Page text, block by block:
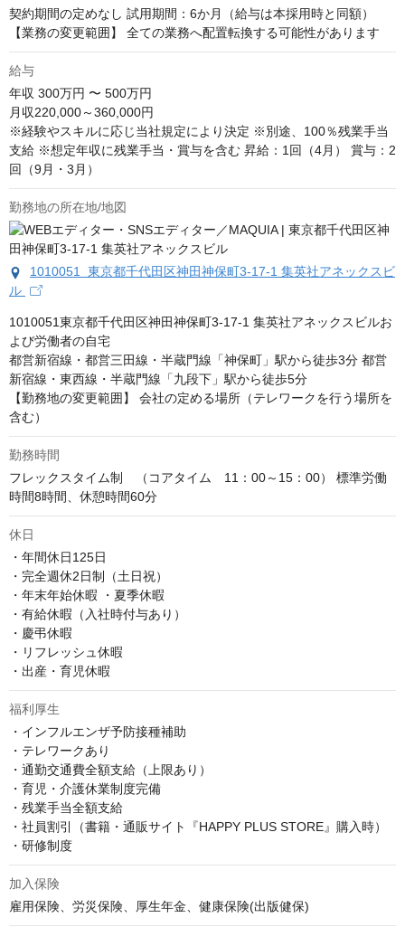
契約期間の定めなし 試用期間：6か月（給与は本採用時と同額）
【業務の変更範囲】 全ての業務へ配置転換する可能性があります
給与
年収 300万円 〜 500万円
月収220,000～360,000円
※経験やスキルに応じ当社規定により決定 ※別途、100％残業手当
支給 ※想定年収に残業手当・賞与を含む 昇給：1回（4月） 賞与：2
回（9月・3月）
勤務地の所在地/地図
1010051 東京都千代田区神田神保町3-17-1 集英社アネックスビ
ル
1010051東京都千代田区神田神保町3-17-1 集英社アネックスビルお
よび労働者の自宅
都営新宿線・都営三田線・半蔵門線「神保町」駅から徒歩3分 都営
新宿線・東西線・半蔵門線「九段下」駅から徒歩5分
【勤務地の変更範囲】 会社の定める場所（テレワークを行う場所を
含む）
勤務時間
フレックスタイム制　（コアタイム　11：00～15：00） 標準労働
時間8時間、休憩時間60分
休日
・年間休日125日
・完全週休2日制（土日祝）
・年末年始休暇 ・夏季休暇
・有給休暇（入社時付与あり）
・慶弔休暇
・リフレッシュ休暇
・出産・育児休暇
福利厚生
・インフルエンザ予防接種補助
・テレワークあり
・通勤交通費全額支給（上限あり）
・育児・介護休業制度完備
・残業手当全額支給
・社員割引（書籍・通販サイト『HAPPY PLUS STORE』購入時）
・研修制度
加入保険
雇用保険、労災保険、厚生年金、健康保険(出版健保)